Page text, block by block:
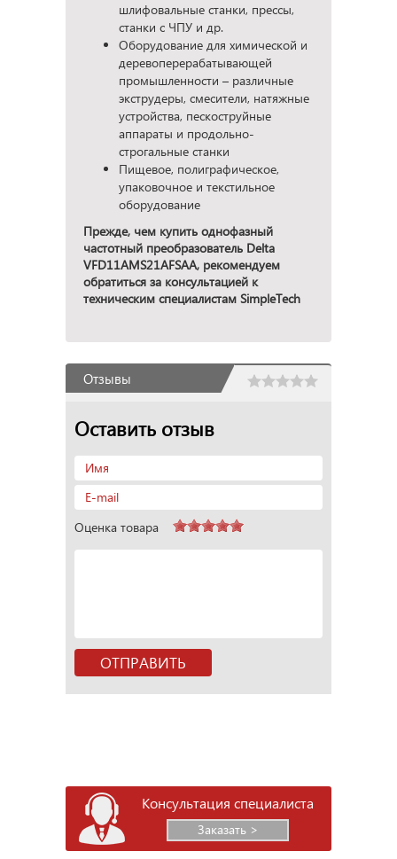
шлифовальные станки, прессы,
станки с ЧПУ и др.
Оборудование для химической и
деревоперерабатывающей
промышленности – различные
экструдеры, смесители, натяжные
устройства, пескоструйные
аппараты и продольно-
строгальные станки
Пищевое, полиграфическое,
упаковочное и текстильное
оборудование
Прежде, чем купить однофазный
частотный преобразователь Delta
VFD11AMS21AFSAA, рекомендуем
обратиться за консультацией к
техническим специалистам SimpleTech
Отзывы
Оставить отзыв
Оценка товара
Консультация специалиста
Заказать >